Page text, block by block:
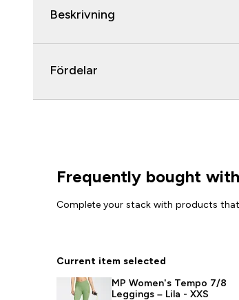
Beskrivning
Fördelar
Frequently bought with
Complete your stack with products
Current item selected
MP Women's Tempo 7/8
Leggings – Lila - XXS